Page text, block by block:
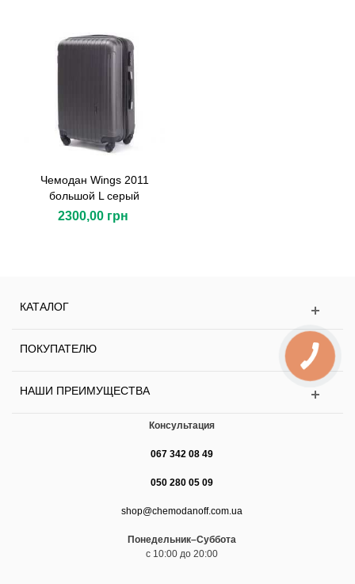
Чемодан Wings 2011
большой L серый
2300,00 грн
КАТАЛОГ
ПОКУПАТЕЛЮ
НАШИ ПРЕИМУЩЕСТВА
Консультация
067 342 08 49
050 280 05 09
shop@chemodanoff.com.ua
Понедельник–Суббота
с 10:00 до 20:00